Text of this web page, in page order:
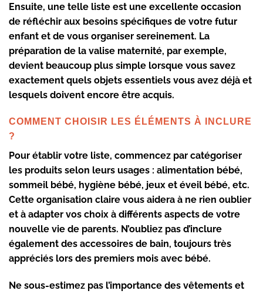
Ensuite, une telle liste est une excellente occasion
de réfléchir aux besoins spécifiques de votre futur
enfant et de vous organiser sereinement. La
préparation de la valise maternité, par exemple,
devient beaucoup plus simple lorsque vous savez
exactement quels objets essentiels vous avez déjà et
lesquels doivent encore être acquis.
COMMENT CHOISIR LES ÉLÉMENTS À INCLURE
?
Pour établir votre liste, commencez par catégoriser
les produits selon leurs usages : alimentation bébé,
sommeil bébé, hygiène bébé, jeux et éveil bébé, etc.
Cette organisation claire vous aidera à ne rien oublier
et à adapter vos choix à différents aspects de votre
nouvelle vie de parents. N’oubliez pas d’inclure
également des accessoires de bain, toujours très
appréciés lors des premiers mois avec bébé.
Ne sous-estimez pas l’importance des vêtements et